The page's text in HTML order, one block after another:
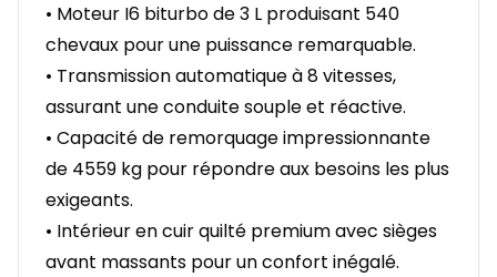
• Moteur I6 biturbo de 3 L produisant 540
chevaux pour une puissance remarquable.
• Transmission automatique à 8 vitesses,
assurant une conduite souple et réactive.
• Capacité de remorquage impressionnante
de 4559 kg pour répondre aux besoins les plus
exigeants.
• Intérieur en cuir quilté premium avec sièges
avant massants pour un confort inégalé.